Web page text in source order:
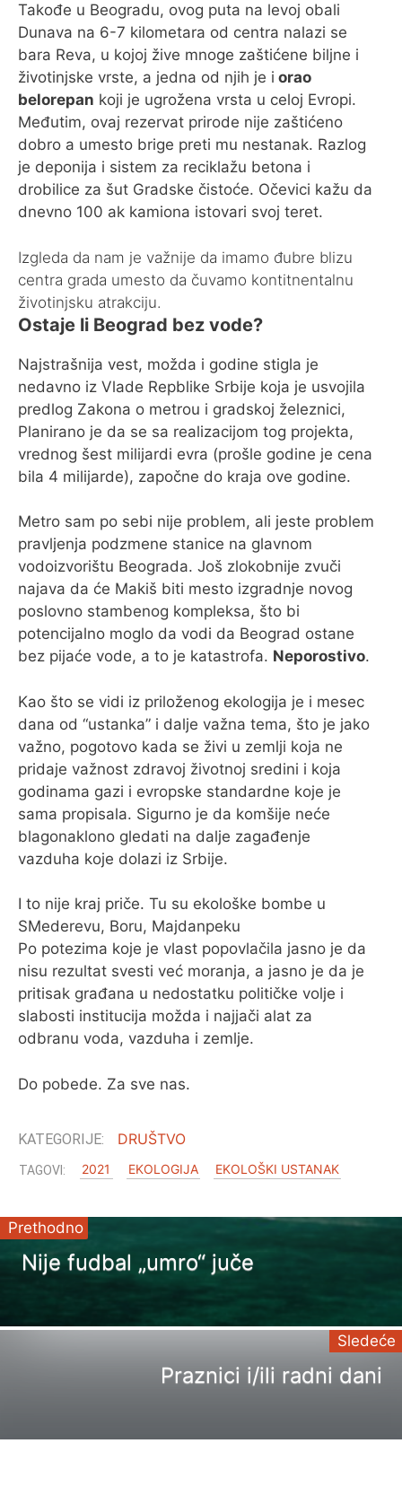
Takođe u Beogradu, ovog puta na levoj obali
Dunava na 6-7 kilometara od centra nalazi se
bara Reva, u kojoj žive mnoge zaštićene biljne i
životinjske vrste, a jedna od njih je i orao
belorepan koji je ugrožena vrsta u celoj Evropi.
Međutim, ovaj rezervat prirode nije zaštićeno
dobro a umesto brige preti mu nestanak. Razlog
je deponija i sistem za reciklažu betona i
drobilice za šut Gradske čistoće. Očevici kažu da
dnevno 100 ak kamiona istovari svoj teret.
Izgleda da nam je važnije da imamo đubre blizu
centra grada umesto da čuvamo kontitnentalnu
životinjsku atrakciju.
Ostaje li Beograd bez vode?
Najstrašnija vest, možda i godine stigla je
nedavno iz Vlade Repblike Srbije koja je usvojila
predlog Zakona o metrou i gradskoj železnici,
Planirano je da se sa realizacijom tog projekta,
vrednog šest milijardi evra (prošle godine je cena
bila 4 milijarde), započne do kraja ove godine.
Metro sam po sebi nije problem, ali jeste problem
pravljenja podzmene stanice na glavnom
vodoizvorištu Beograda. Još zlokobnije zvuči
najava da će Makiš biti mesto izgradnje novog
poslovno stambenog kompleksa, što bi
potencijalno moglo da vodi da Beograd ostane
bez pijaće vode, a to je katastrofa. Neporostivo.
Kao što se vidi iz priloženog ekologija je i mesec
dana od “ustanka” i dalje važna tema, što je jako
važno, pogotovo kada se živi u zemlji koja ne
pridaje važnost zdravoj životnoj sredini i koja
godinama gazi i evropske standardne koje je
sama propisala. Sigurno je da komšije neće
blagonaklono gledati na dalje zagađenje
vazduha koje dolazi iz Srbije.
I to nije kraj priče. Tu su ekološke bombe u
SMederevu, Boru, Majdanpeku
Po potezima koje je vlast popovlačila jasno je da
nisu rezultat svesti već moranja, a jasno je da je
pritisak građana u nedostatku političke volje i
slabosti institucija možda i najjači alat za
odbranu voda, vazduha i zemlje.
Do pobede. Za sve nas.
DRUŠTVO
2021 EKOLOGIJA EKOLOŠKI USTANAK
Prethodno
Nije fudbal „umro“ juče
Praznici i/ili radni dani
Sledeće